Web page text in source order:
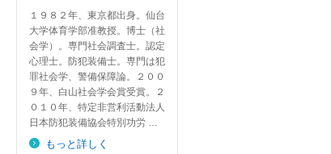
１９８２年、東京都出身。仙台
大学体育学部准教授。博士（社
会学）。専門社会調査士。認定
心理士。防犯装備士。専門は犯
罪社会学、警備保障論。２００
９年、白山社会学会賞受賞。２
０１０年、特定非営利活動法人
日本防犯装備協会特別功労 …
もっと詳しく